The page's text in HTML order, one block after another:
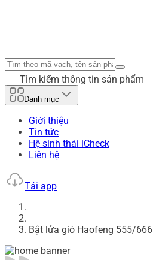
Tìm kiếm thông tin sản phẩm
Danh mục
Giới thiệu
Tin tức
Hệ sinh thái iCheck
Liên hệ
Tải app
Bật lửa gió Haofeng 555/